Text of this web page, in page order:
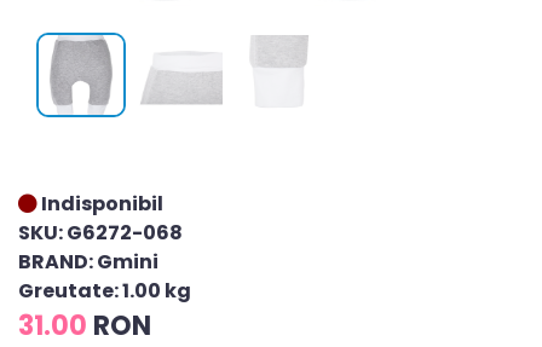
Indisponibil
SKU: G6272-068
BRAND: Gmini
Greutate: 1.00 kg
31.00 RON